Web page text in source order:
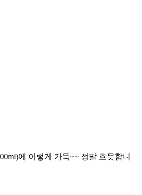
에 이렇게 가득~~ 정말 흐믓합니